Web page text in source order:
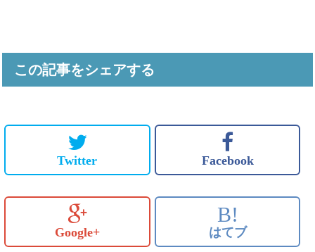
この記事をシェアする
Twitter Facebook
Google+
B!
はてブ